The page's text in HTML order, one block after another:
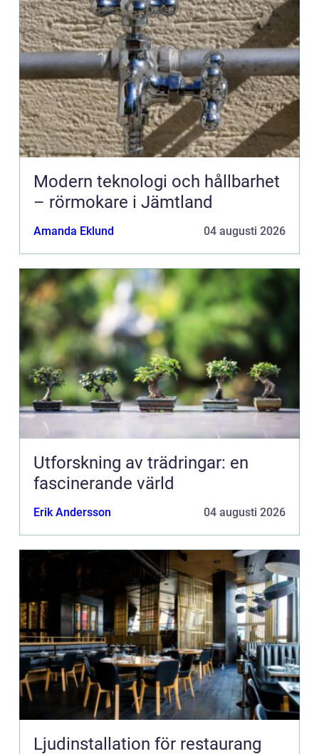
Modern teknologi och hållbarhet
– rörmokare i Jämtland
Amanda Eklund 04 augusti 2026
Utforskning av trädringar: en
fascinerande värld
Erik Andersson 04 augusti 2026
Ljudinstallation för restaurang